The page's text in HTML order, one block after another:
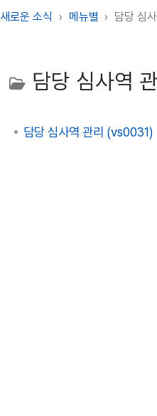
새로운 소식 메뉴별 담당 심
담당 심사역
담당 심사역 관리 (vs0031)